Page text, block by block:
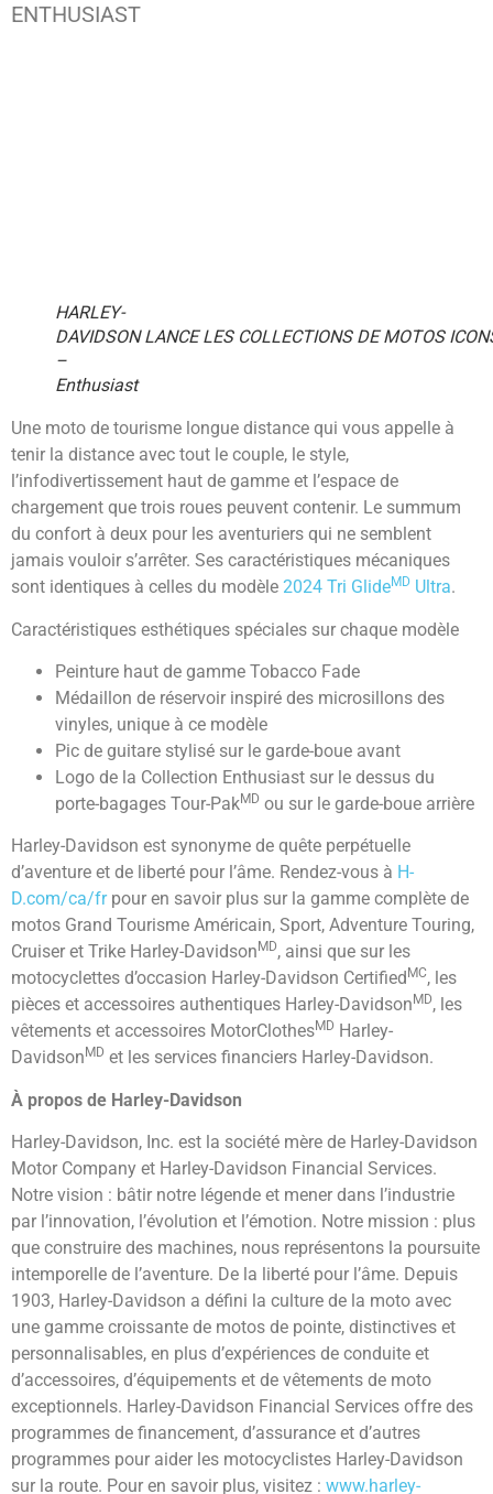
ENTHUSIAST
HARLEY-
DAVIDSON LANCE LES COLLECTIONS DE MOTOS
–
Enthusiast
Une moto de tourisme longue distance qui vous appelle à
tenir la distance avec tout le couple, le style,
l’infodivertissement haut de gamme et l’espace de
chargement que trois roues peuvent contenir. Le summum
du confort à deux pour les aventuriers qui ne semblent
jamais vouloir s’arrêter. Ses caractéristiques mécaniques
sont identiques à celles du modèle 2024 Tri GlideMD Ultra.
Caractéristiques esthétiques spéciales sur chaque modèle
Peinture haut de gamme Tobacco Fade
Médaillon de réservoir inspiré des microsillons des
vinyles, unique à ce modèle
Pic de guitare stylisé sur le garde-boue avant
Logo de la Collection Enthusiast sur le dessus du
porte-bagages Tour-PakMD ou sur le garde-boue arrière
Harley-Davidson est synonyme de quête perpétuelle
d’aventure et de liberté pour l’âme. Rendez-vous à H-
D.com/ca/frpour en savoir plus sur la gamme complète de
motos Grand Tourisme Américain, Sport, Adventure Touring,
Cruiser et Trike Harley-Davidson MD, ainsi que sur les
motocyclettes d’occasion Harley-Davidson Certified MC, les
pièces et accessoires authentiques Harley-Davidson MD, les
vêtements et accessoires MotorClothesMD Harley-
Davidson MD et les services financiers Harley-Davidson.
À propos de Harley-Davidson
Harley-Davidson, Inc. est la société mère de Harley-Davidson
Motor Company et Harley-Davidson Financial Services.
Notre vision : bâtir notre légende et mener dans l’industrie
par l’innovation, l’évolution et l’émotion. Notre mission : plus
que construire des machines, nous représentons la poursuite
intemporelle de l’aventure. De la liberté pour l’âme. Depuis
1903, Harley-Davidson a défini la culture de la moto avec
une gamme croissante de motos de pointe, distinctives et
personnalisables, en plus d’expériences de conduite et
d’accessoires, d’équipements et de vêtements de moto
exceptionnels. Harley-Davidson Financial Services offre des
programmes de financement, d’assurance et d’autres
programmes pour aider les motocyclistes Harley-Davidson
sur la route. Pour en savoir plus, visitez : www.harley-